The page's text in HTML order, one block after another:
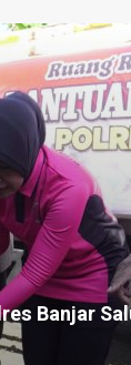
Banjar